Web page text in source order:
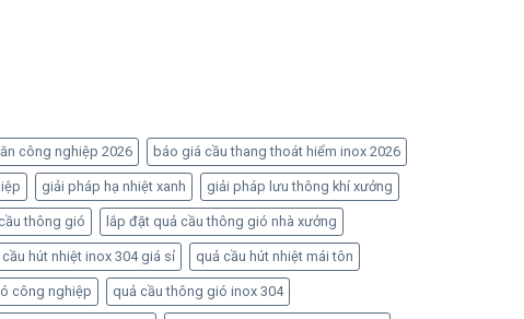
công nghiệp 2026 báo giá cầu thang thoát hiểm inox 2026
giải pháp hạ nhiệt xanh giải pháp lưu thông khí xưởng
thông gió lắp đặt quả cầu thông gió nhà xưởng
hút nhiệt inox 304 giá sỉ quả cầu hút nhiệt mái tôn
công nghiệp quả cầu thông gió inox 304